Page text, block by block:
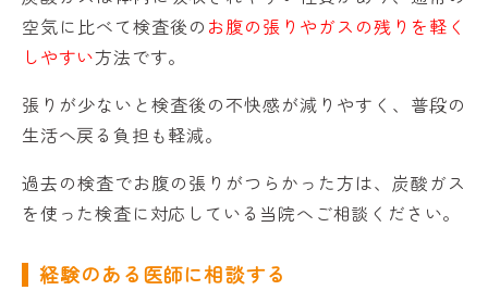
空気に比べて検査後の お腹の張りやガスの残りを軽く
しやすい方法です。
張りが少ないと検査後の不快感が減りやすく、普段の
生活へ戻る負担も軽減。
過去の検査でお腹の張りがつらかった方は、炭酸ガス
を使った検査に対応している当院へご相談ください。
経験のある医師に相談する